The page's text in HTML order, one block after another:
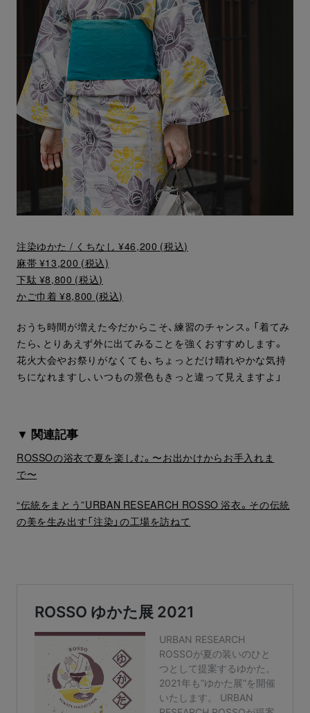
注染ゆかた / くちなし ¥46,200 (税込)
麻帯 ¥13,200 (税込)
下駄 ¥8,800 (税込)
かご巾着 ¥8,800 (税込)
おうち時間が増えた今だからこそ、練習のチャンス。「着てみ
たら、とりあえず外に出てみることを強くおすすめします。
花火大会やお祭りがなくても、ちょっとだけ晴れやかな気持
ちになれますし、いつもの景色もきっと違って見えますよ」
▼ 関連記事
ROSSOの浴衣で夏を楽しむ。〜お出かけからお手入れま
で〜
“伝統をまとう”URBAN RESEARCH ROSSO 浴衣。その伝統
の美を生み出す「注染」の工場を訪ねて